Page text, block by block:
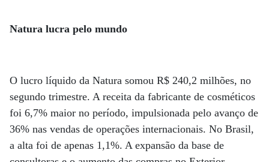
Natura lucra pelo mundo
O lucro líquido da Natura somou R$ 240,2 milhões, no
segundo trimestre. A receita da fabricante de cosméticos
foi 6,7% maior no período, impulsionada pelo avanço de
36% nas vendas de operações internacionais. No Brasil,
a alta foi de apenas 1,1%. A expansão da base de